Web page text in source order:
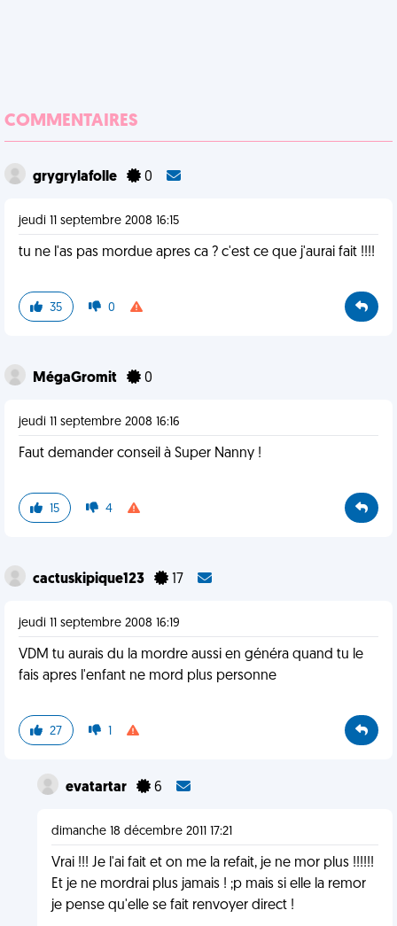
COMMENTAIRES
grygrylafolle 0
jeudi 11 septembre 2008 16:15
tu ne l'as pas mordue apres ca ? c'est ce que j'aurai fait !!!!
35 0
MégaGromit 0
jeudi 11 septembre 2008 16:16
Faut demander conseil à Super Nanny !
15 4
cactuskipique123 17
jeudi 11 septembre 2008 16:19
VDM tu aurais du la mordre aussi en généra quand tu le
fais apres l'enfant ne mord plus personne
27 1
evatartar 6
dimanche 18 décembre 2011 17:21
Vrai !!! Je l'ai fait et on me la refait, je ne mor plus !!!!!!
Et je ne mordrai plus jamais ! ;p mais si elle la remor
je pense qu'elle se fait renvoyer direct !